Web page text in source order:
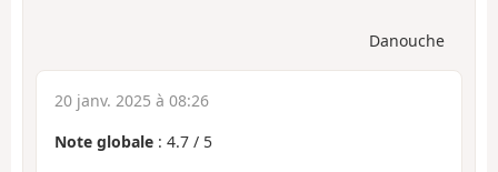
Danouche
20 janv. 2025 à 08:26
Note globale : 4.7 / 5